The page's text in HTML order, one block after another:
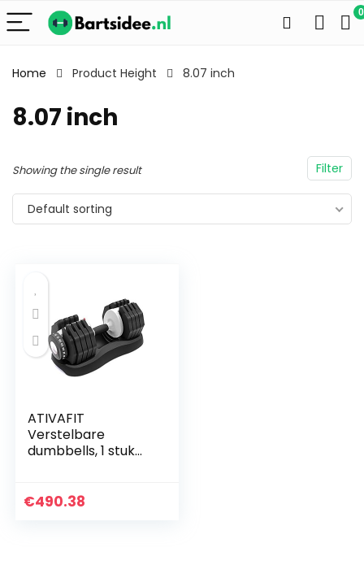
0
Home Product Height 8.07 inch
8.07 inch
Filter
Showing the single result
Default sorting
ATIVAFIT
Verstelbare
dumbbells, 1 stuk
voor mannen en
€490.38